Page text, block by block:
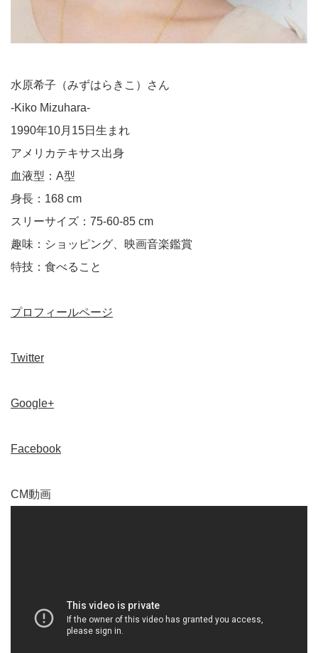
水原希子（みずはらきこ）さん
-Kiko Mizuhara-
1990年10月15日生まれ
アメリカテキサス出身
血液型：A型
身長：168 cm
スリーサイズ：75-60-85 cm
趣味：ショッピング、映画音楽鑑賞
特技：食べること
プロフィールページ
Twitter
Google+
Facebook
CM動画